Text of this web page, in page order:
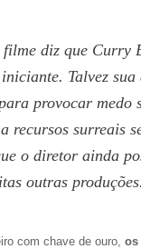
diz que Curry
Talvez sua
provocar medo
recursos surreais
o diretor ainda
outras produções.
com chave de ouro, os